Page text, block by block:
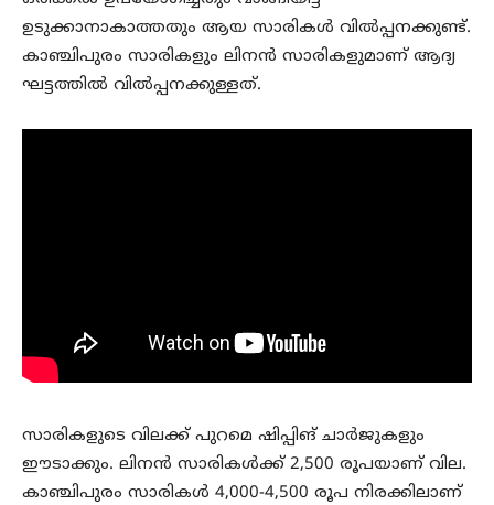
ഉടുക്കാനാകാത്തതും ആയ സാരികള്‍ വില്‍പ്പനക്കുണ്ട്.
കാഞ്ചിപുരം സാരികളും ലിനന്‍ സാരികളുമാണ് ആദ്യ
ഘട്ടത്തില്‍ വില്‍പ്പനക്കുള്ളത്.
സാരികളുടെ വിലക്ക് പുറമെ ഷിപ്പിങ് ചാര്‍ജുകളും
ഈടാക്കും. ലിനന്‍ സാരികള്‍ക്ക് 2,500 രൂപയാണ് വില.
കാഞ്ചിപുരം സാരികള്‍ 4,000-4,500 രൂപ നിരക്കിലാണ്